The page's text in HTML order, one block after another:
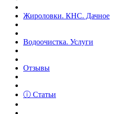
Жироловки. КНС. Дачное
Водоочистка. Услуги
Отзывы
ⓘ Статьи